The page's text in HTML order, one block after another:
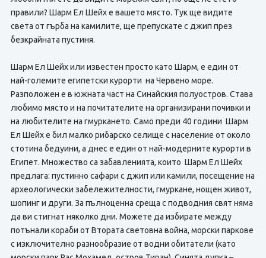
правили? Шарм Ел Шейх е вашето място. Тук ще видите
света от гърба на камилите, ще препускате с джип през
безкрайната пустиня.
Шарм Ел Шейх или известен просто като Шарм, е един от
най-големите египетски курорти на Червено море.
Разположен е в южната част на Синайския полуостров. Става
любимо място и на почитателите на организирани почивки и
на любителите на гмуркането. Само преди 40 години Шарм
Ел Шейх е бил малко рибарско селище с население от около
стотина бедуини, а днес е един от най-модерните курорти в
Египет. Множество са забавленията, които Шарм Ел Шейх
предлага: пустинно сафари с джип или камили, посещение на
археологически забележителности, гмуркане, нощен живот,
шопинг и други. За пълноценна среща с подводния свят няма
да ви стигнат няколко дни. Можете да избирате между
потънали кораби от Втората световна война, морски паркове
с изключително разнообразие от водни обитатели (като